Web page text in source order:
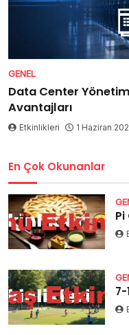
GENEL
Data Center
Avantajları
Etkinlikleri 1 Haziran
En Çok Okunanlar
Pi
7-